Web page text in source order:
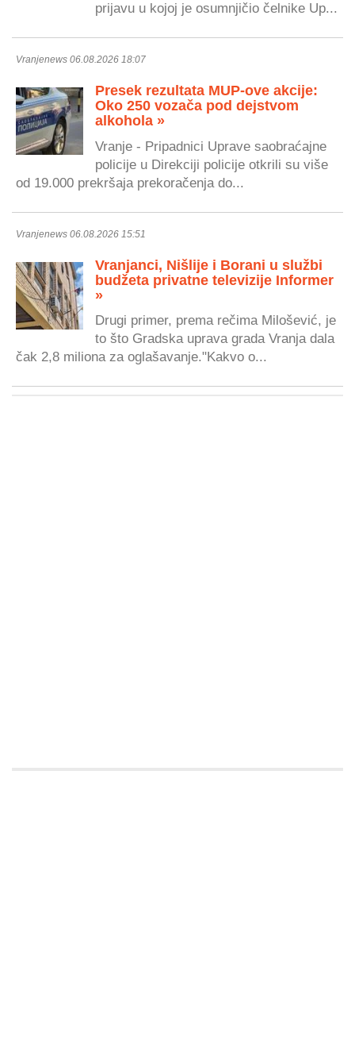
prijavu u kojoj je osumnjičio čelnike Up...
Vranjenews 06.08.2026 18:07
Presek rezultata MUP-ove akcije:
Oko 250 vozača pod dejstvom
alkohola »
Vranje - Pripadnici Uprave saobraćajne
policije u Direkciji policije otkrili su više
od 19.000 prekršaja prekoračenja do...
Vranjenews 06.08.2026 15:51
Vranjanci, Nišlije i Borani u službi
budžeta privatne televizije Informer
»
Drugi primer, prema rečima Milošević, je
to što Gradska uprava grada Vranja dala
čak 2,8 miliona za oglašavanje."Kakvo o...